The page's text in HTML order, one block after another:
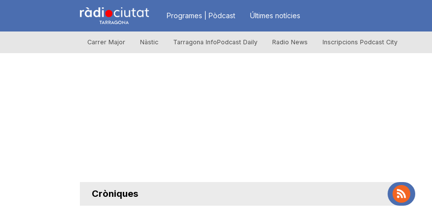
R
à
Programes | Pòdcast Últimes notícies
Carrer Major Nàstic Tarragona InfoPodcast Daily Radio News Inscripcions Podcast City
Cròniques